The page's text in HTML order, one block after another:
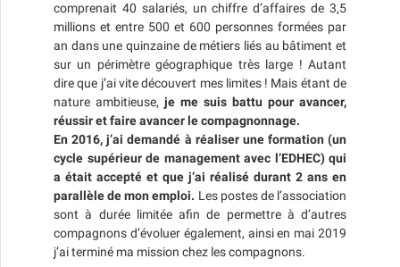
comprenait 40 salariés, un chiffre d’affaires de 3,5
millions et entre 500 et 600 personnes formées par
an dans une quinzaine de métiers liés au bâtiment et
sur un périmètre géographique très large ! Autant
dire que j’ai vite découvert mes limites ! Mais étant de
nature ambitieuse, je me suis battu pour avancer,
réussir et faire avancer le compagnonnage.
En 2016, j’ai demandé à réaliser une formation (un
cycle supérieur de management avec l’EDHEC) qui
a était accepté et que j’ai réalisé durant 2 ans en
parallèle de mon emploi. Les postes de l’association
sont à durée limitée afin de permettre à d’autres
compagnons d’évoluer également, ainsi en mai 2019
j’ai terminé ma mission chez les compagnons.